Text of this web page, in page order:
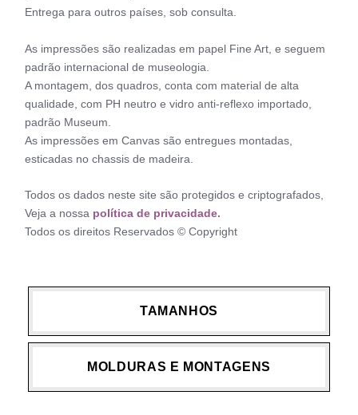
Entrega para outros países, sob consulta.
As impressões são realizadas em papel Fine Art, e seguem
padrão internacional de museologia.
A montagem, dos quadros, conta com material de alta
qualidade, com PH neutro e vidro anti-reflexo importado,
padrão Museum.
As impressões em Canvas são entregues montadas,
esticadas no chassis de madeira.
Todos os dados neste site são protegidos e criptografados,
Veja a nossa política de privacidade.
Todos os direitos Reservados © Copyright
TAMANHOS
MOLDURAS E MONTAGENS